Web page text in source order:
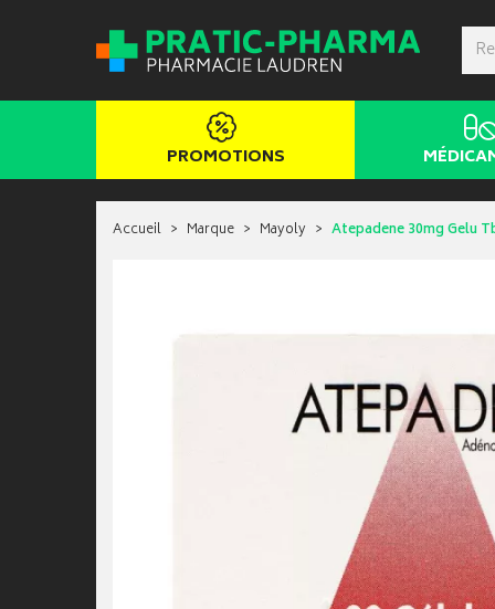
PROMOTIONS
Accueil Marque Mayoly Atepadene 30mg Gelu